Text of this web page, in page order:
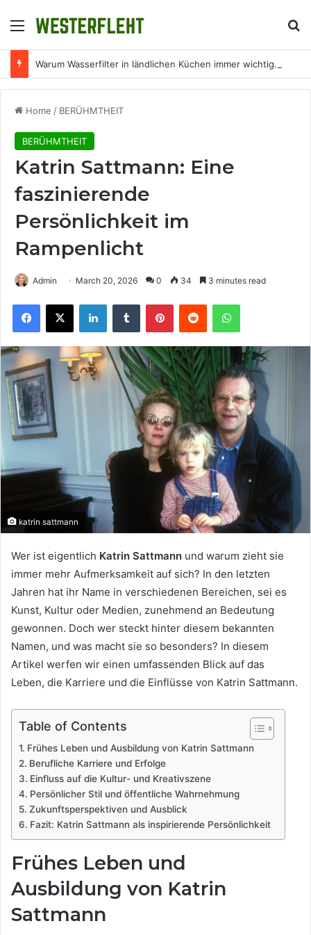
Menu
Warum Wasserfilter in ländlichen Küchen immer wichtiger werden
Home / BERÜHMTHEIT
BERÜHMTHEIT
Katrin Sattmann: Eine
faszinierende
Persönlichkeit im
Rampenlicht
Admin March 20, 2026 0 34 3 minutes read
Facebook
X LinkedInTumblr PinterestReddit WhatsApp
katrin sattmann
Wer ist eigentlich Katrin Sattmann und warum zieht sie
immer mehr Aufmerksamkeit auf sich? In den letzten
Jahren hat ihr Name in verschiedenen Bereichen, sei es
Kunst, Kultur oder Medien, zunehmend an Bedeutung
gewonnen. Doch wer steckt hinter diesem bekannten
Namen, und was macht sie so besonders? In diesem
Artikel werfen wir einen umfassenden Blick auf das
Leben, die Karriere und die Einflüsse von Katrin Sattmann.
Table of Contents
Frühes Leben und Ausbildung von Katrin Sattmann
Berufliche Karriere und Erfolge
Einfluss auf die Kultur- und Kreativszene
Persönlicher Stil und öffentliche Wahrnehmung
Zukunftsperspektiven und Ausblick
Fazit: Katrin Sattmann als inspirierende Persönlichkeit
Frühes Leben und
Ausbildung von Katrin
Sattmann